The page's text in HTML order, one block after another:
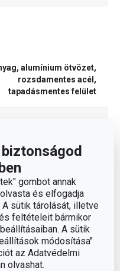
gombot annak
és elfogadja
sütik tárolását, illetve
feltételeit bármikor
A sütik
módosítása"
az Adatvédelmi
olvashat.
alumínium ötvözet,
rozsdamentes acél,
tapadásmentes felület
Nem
MANICO ROSSO
hagyományos serpenyő